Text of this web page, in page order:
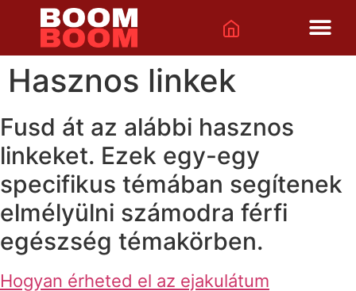
Hasznos linkek
Fusd át az alábbi hasznos
linkeket. Ezek egy-egy
specifikus témában segítenek
elmélyülni számodra férfi
egészség témakörben.
Hogyan érheted el az ejakulátum